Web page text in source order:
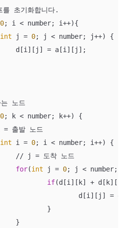
0; i < number; i++){
int j = 0; j < number; j++) {
0; k < number; k++) {
int i = 0; i < number; i++) {
for(int j = 0; j < number;
if(d[i][k] +